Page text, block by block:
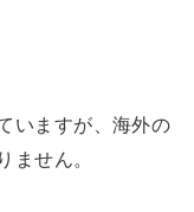
いますが、海外の
ません。